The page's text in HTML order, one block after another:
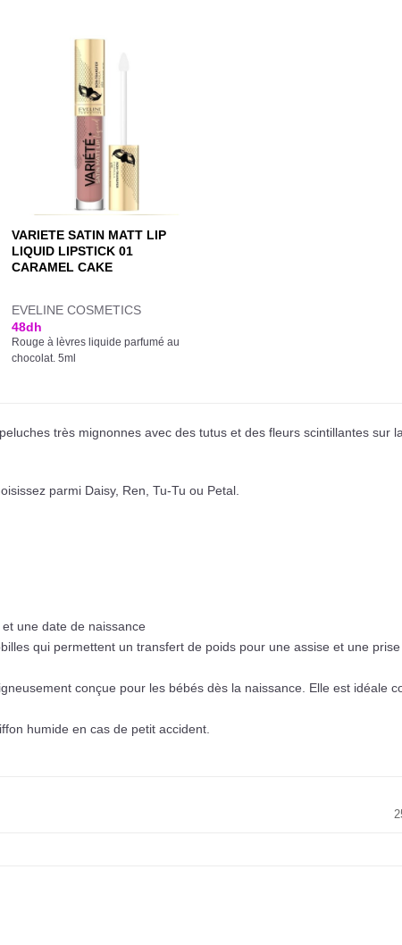
VARIETE SATIN MATT LIP
LIQUID LIPSTICK 01
CARAMEL CAKE
EVELINE COSMETICS
48dh
Rouge à lèvres liquide parfumé au
chocolat. 5ml
très mignonnes avec des tutus et des fleurs scintillantes sur
parmi Daisy, Ren, Tu-Tu ou Petal.
une date de naissance
qui permettent un transfert de poids pour une assise et une
conçue pour les bébés dès la naissance. Elle est idéale
humide en cas de petit accident.